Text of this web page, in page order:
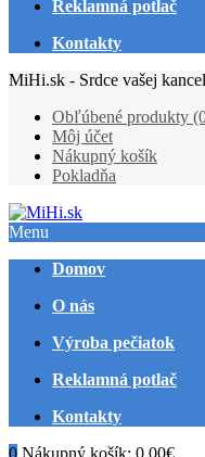
Reklamná potlač
Kontakty
MiHi.sk - Srdce vašej
Obľúbené produkty
Môj účet
Nákupný košík
Pokladňa
Menu
Domov
O nás
Výroba pečiatok
Reklamná potlač
Kontakty
0 Nákupný košík: 0,00€